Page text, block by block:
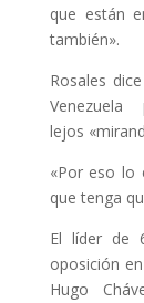
que están
también».
Rosales
lejos
«Por eso lo
que tenga
El líder de
oposición
Hugo